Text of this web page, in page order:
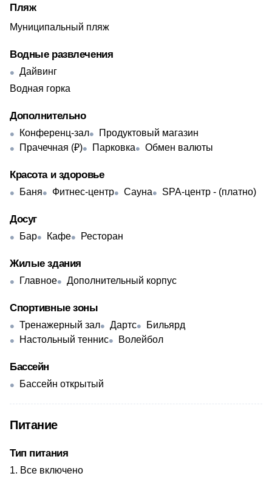
Пляж
Муниципальный пляж
Водные развлечения
Дайвинг
Водная горка
Дополнительно
Конференц-зал
Продуктовый магазин
Прачечная (₽)
Парковка Обмен валюты
Красота и здоровье
Баня Фитнес-центр Сауна SPA-центр - ​(платно)
Досуг
Бар Кафе Ресторан
Жилые здания
Главное Дополнительный корпус
Спортивные зоны
Тренажерный зал Дартс
Бильярд
Настольный теннис
Волейбол
Бассейн
Бассейн открытый
Питание
Тип питания
Все включено